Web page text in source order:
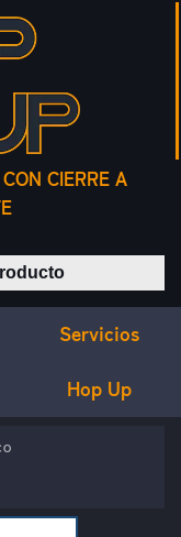
CIERRE A
Servicios
Hop Up